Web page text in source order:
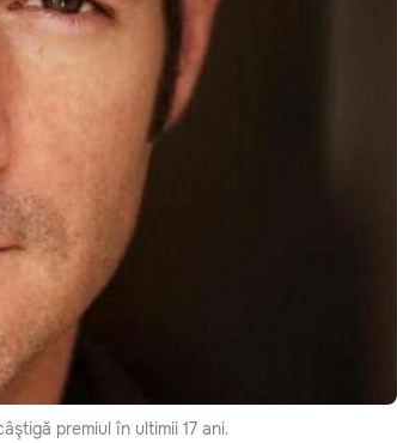
premiul în ultimii 17 ani.